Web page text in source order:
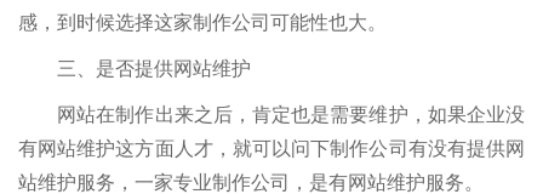
感，到时候选择这家制作公司可能性也大。
三、是否提供网站维护
网站在制作出来之后，肯定也是需要维护，如果企业没
有网站维护这方面人才，就可以问下制作公司有没有提供网
站维护服务，一家专业制作公司，是有网站维护服务。